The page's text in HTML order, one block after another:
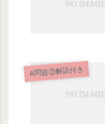
A問題③解説付き